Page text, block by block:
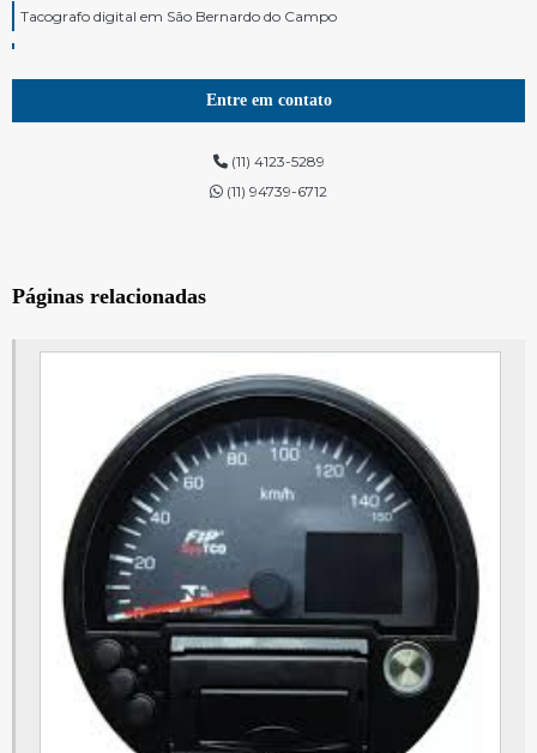
Tacografo digital em São Bernardo do Campo
Tacógrafo para caminhão em São Paulo
Painel de instrumentos em São Paulo
Módulo volks
Modulo volvo penta
Painel de instrumentos do veículo em São Bernardo do Campo
Painel de instrumentos do veículo em São Paulo
Tacógrafo
Tacografo digital
Tacógrafo para caminhão
Painel volks em São Bernardo do Campo
Painel volks em São Paulo
Entre em contato
(11) 4123-5289
(11) 94739-6712
Páginas relacionadas